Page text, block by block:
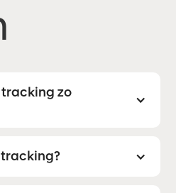
zo
tracking?